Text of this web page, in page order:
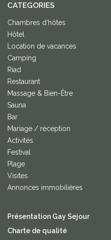
CATEGORIES
Chambres d'hôtes
Hôtel
Location de vacances
Camping
Riad
Restaurant
Massage & Bien-Être
Sauna
Bar
Mariage / réception
Activités
Festival
Plage
Visites
Annonces immobilières
Présentation Gay Sejour
Charte de qualité